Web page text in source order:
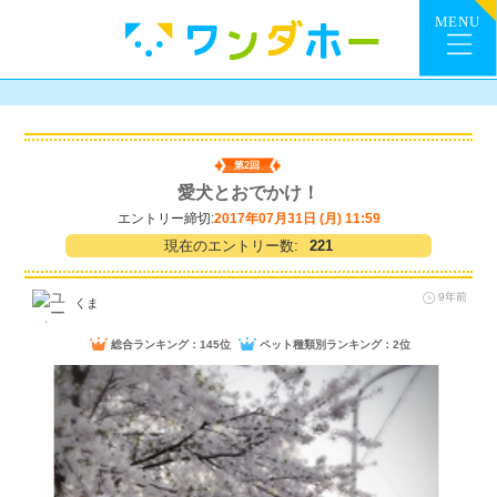
第2回
愛犬とおでかけ！
エントリー締切:2017年07月31日 (月) 11:59
現在のエントリー数: 221
くま 9年前
総合ランキング：145位 ペット種類別ランキング：2位